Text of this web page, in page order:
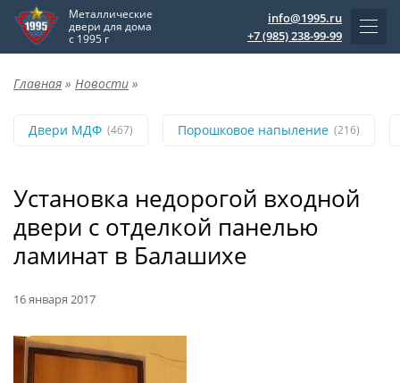
Металлические
двери для дома
с 1995 г
info@1995.ru
+7 (985) 238-99-99
Главная » Новости »
Двери МДФ (467) Порошковое напыление (216)
Установка недорогой входной
двери с отделкой панелью
ламинат в Балашихе
16 января 2017